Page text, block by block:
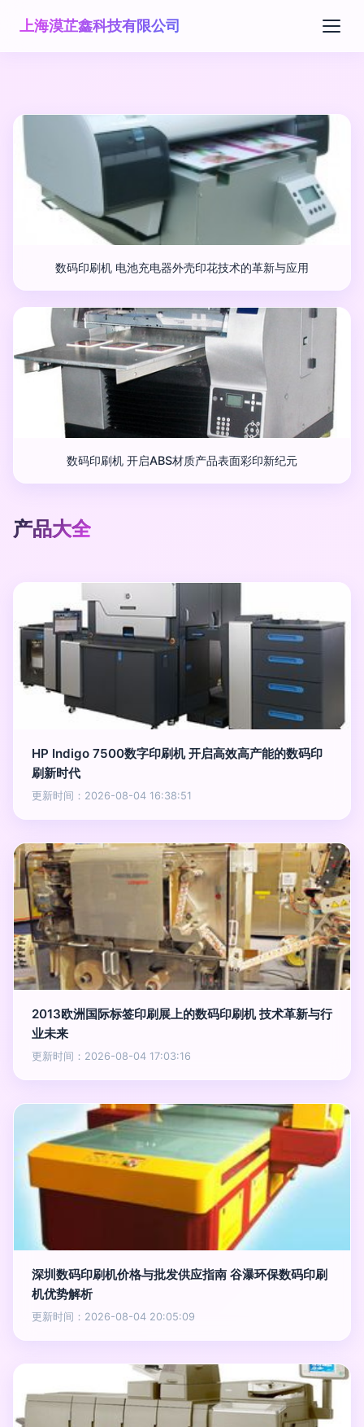
上海漠芷鑫科技有限公司
数码印刷机 电池充电器外壳印花技术的革新与应用
数码印刷机 开启ABS材质产品表面彩印新纪元
产品大全
HP Indigo 7500数字印刷机 开启高效高产能的数码印
刷新时代
更新时间：2026-08-04 16:38:51
2013欧洲国际标签印刷展上的数码印刷机 技术革新与行
业未来
更新时间：2026-08-04 17:03:16
深圳数码印刷机价格与批发供应指南 谷瀑环保数码印刷
机优势解析
更新时间：2026-08-04 20:05:09